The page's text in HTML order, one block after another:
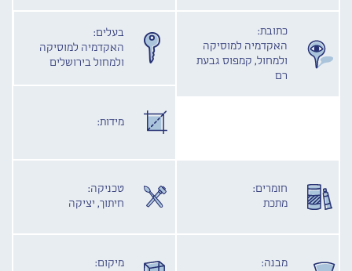
כתובת:
האקדמיה למוסיקה
ולמחול, קמפוס גבעת
רם
בעלים:
האקדמיה למוסיקה
ולמחול בירושלים
מידות:
חומרים:
מתכת
טכניקה:
חיתוך, יציקה
מבנה:
מיקום: